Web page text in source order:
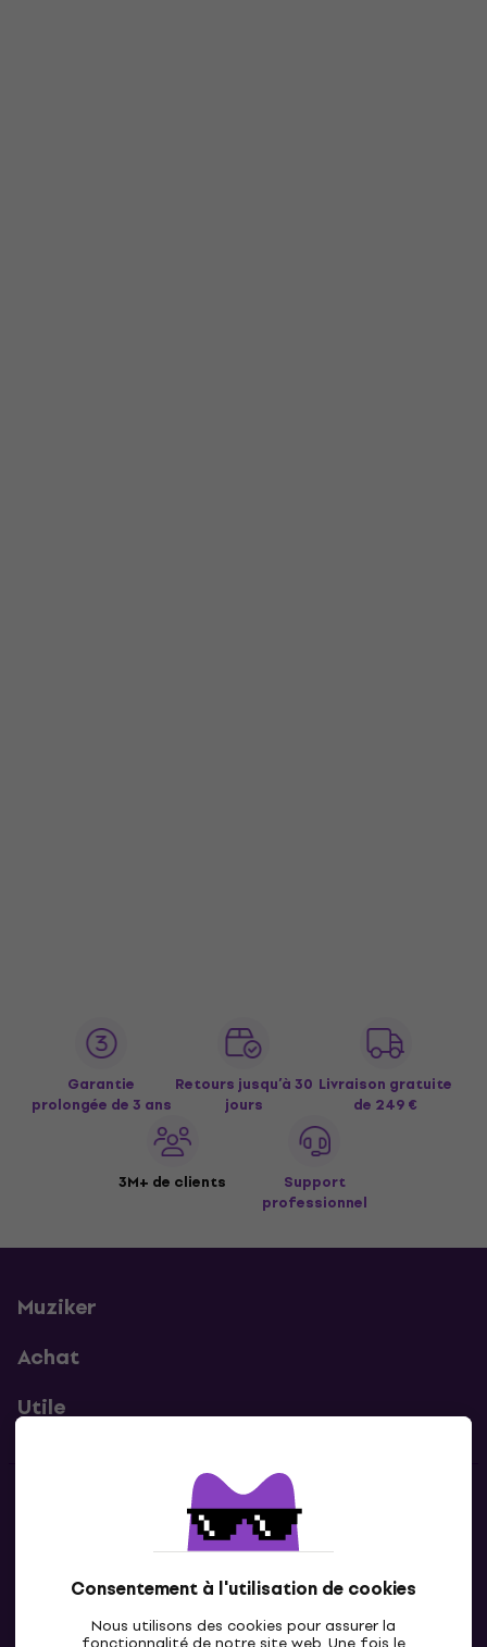
Consentement à l'utilisation de cookies
Nous utilisons des cookies pour assurer la
Garantie
prolongée de 3 ans
Retours jusqu’à 30
jours
Livraison gratuite
de 249 €
3M+ de clients
Support
professionnel
Muziker
Achat
Utile
Contacts
Contacte nous